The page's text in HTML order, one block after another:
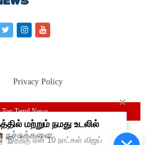
Privacy Policy
Tamil News
“இதற்கு ஏன் 10 நாட்கள் விஜய்